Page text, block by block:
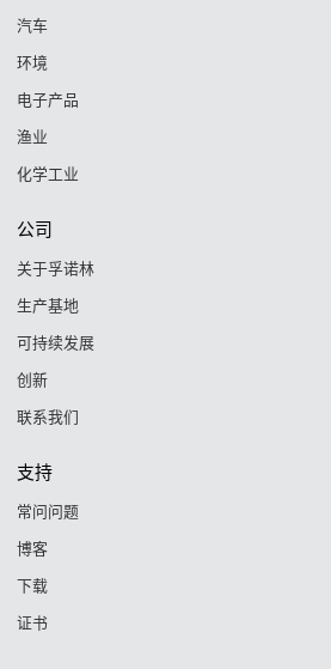
汽车
环境
电子产品
渔业
化学工业
公司
关于孚诺林
生产基地
可持续发展
创新
联系我们
支持
常问问题
博客
下载
证书